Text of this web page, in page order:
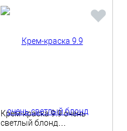
Крем-краска 9.9 очень
светлый блонд